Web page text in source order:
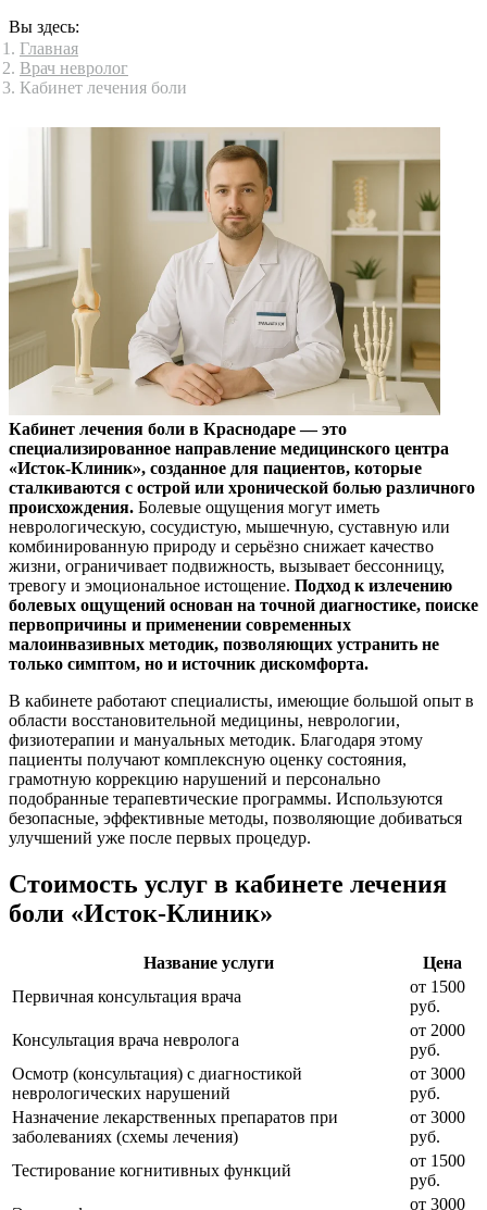
Вы здесь:
Главная
Врач невролог
Кабинет лечения боли
Кабинет лечения боли в Краснодаре — это
специализированное направление медицинского центра
«Исток-Клиник», созданное для пациентов, которые
сталкиваются с острой или хронической болью различного
происхождения. Болевые ощущения могут иметь
неврологическую, сосудистую, мышечную, суставную или
комбинированную природу и серьёзно снижает качество
жизни, ограничивает подвижность, вызывает бессонницу,
тревогу и эмоциональное истощение. Подход к излечению
болевых ощущений основан на точной диагностике, поиске
первопричины и применении современных
малоинвазивных методик, позволяющих устранить не
только симптом, но и источник дискомфорта.
В кабинете работают специалисты, имеющие большой опыт в
области восстановительной медицины, неврологии,
физиотерапии и мануальных методик. Благодаря этому
пациенты получают комплексную оценку состояния,
грамотную коррекцию нарушений и персонально
подобранные терапевтические программы. Используются
безопасные, эффективные методы, позволяющие добиваться
улучшений уже после первых процедур.
Стоимость услуг в кабинете лечения
боли «Исток-Клиник»
Название услуги
Цена
Первичная консультация врача
от 1500
руб.
Консультация врача невролога
от 2000
руб.
Осмотр (консультация) с диагностикой
неврологических нарушений
от 3000
руб.
Назначение лекарственных препаратов при
заболеваниях (схемы лечения)
от 3000
руб.
Тестирование когнитивных функций
от 1500
руб.
от 3000